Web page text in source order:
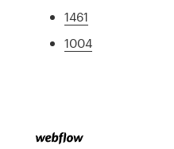
1461
1004